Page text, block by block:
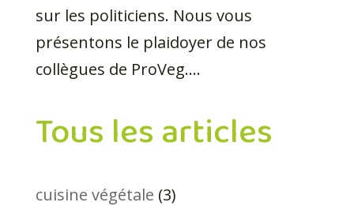
sur les politiciens. Nous vous
présentons le plaidoyer de nos
collègues de ProVeg....
Tous les articles
cuisine végétale (3)